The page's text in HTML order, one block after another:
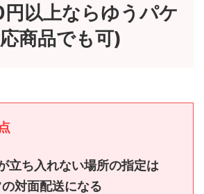
以上ならゆうパケ
商品でも可)
立ち入れない場所の指定は
対面配送になる